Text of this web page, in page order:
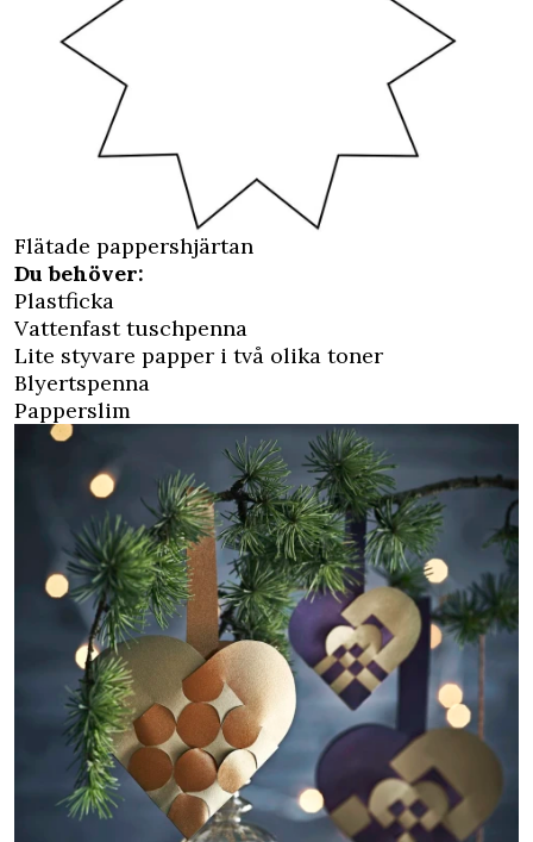
Flätade pappershjärtan
Du behöver:
Plastficka
Vattenfast tuschpenna
Lite styvare papper i två olika toner
Blyertspenna
Papperslim